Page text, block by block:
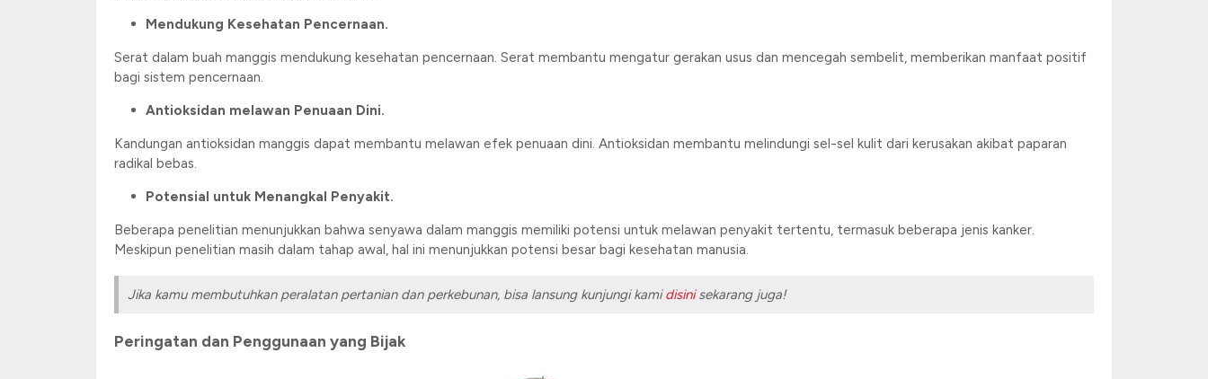
Mendukung Kesehatan Pencernaan.
Serat dalam buah manggis mendukung kesehatan pencernaan. Serat membantu mengatur gerakan usus dan mencegah sembelit, memberikan manfaat positif
bagi sistem pencernaan.
Antioksidan melawan Penuaan Dini.
Kandungan antioksidan manggis dapat membantu melawan efek penuaan dini. Antioksidan membantu melindungi sel-sel kulit dari kerusakan akibat paparan
radikal bebas.
Potensial untuk Menangkal Penyakit.
Beberapa penelitian menunjukkan bahwa senyawa dalam manggis memiliki potensi untuk melawan penyakit tertentu, termasuk beberapa jenis kanker.
Meskipun penelitian masih dalam tahap awal, hal ini menunjukkan potensi besar bagi kesehatan manusia.
Jika kamu membutuhkan peralatan pertanian dan perkebunan, bisa lansung kunjungi kamidisinisekarang juga!
Peringatan dan Penggunaan yang Bijak